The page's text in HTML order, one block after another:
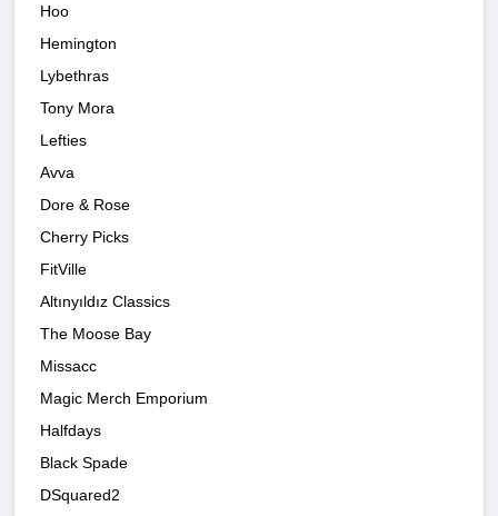
Hoo
Hemington
Lybethras
Tony Mora
Lefties
Avva
Dore & Rose
Cherry Picks
FitVille
Altınyıldız Classics
The Moose Bay
Missacc
Magic Merch Emporium
Halfdays
Black Spade
DSquared2